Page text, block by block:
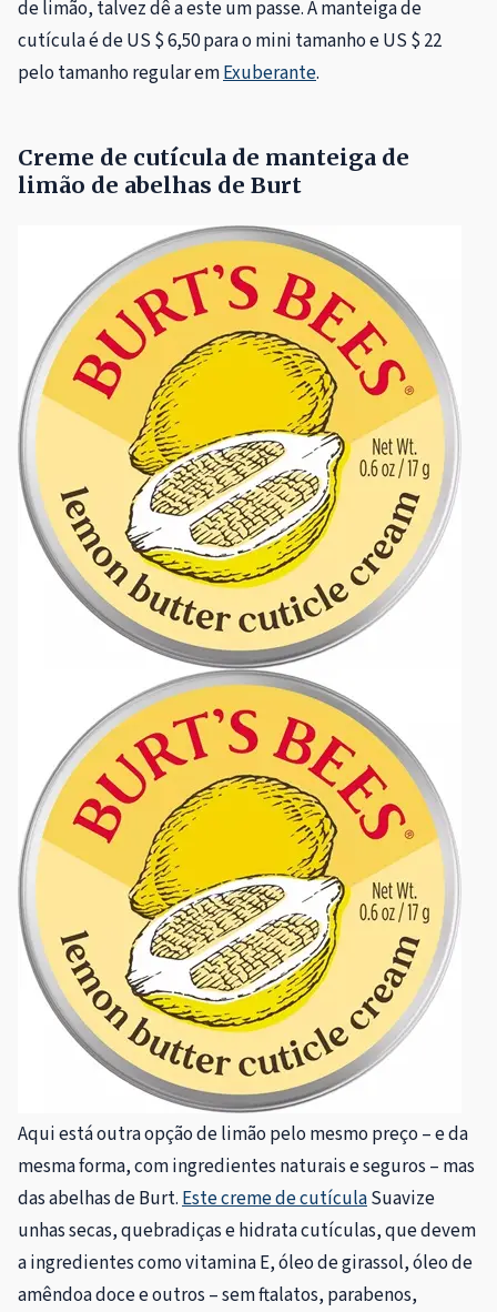
de limão, talvez dê a este um passe. A manteiga de
cutícula é de US $ 6,50 para o mini tamanho e US $ 22
pelo tamanho regular emExuberante.
Creme de cutícula de manteiga de
limão de abelhas de Burt
Aqui está outra opção de limão pelo mesmo preço – e da
mesma forma, com ingredientes naturais e seguros – mas
das abelhas de Burt. Este creme de cutículaSuavize
unhas secas, quebradiças e hidrata cutículas, que devem
a ingredientes como vitamina E, óleo de girassol, óleo de
amêndoa doce e outros – sem ftalatos, parabenos,